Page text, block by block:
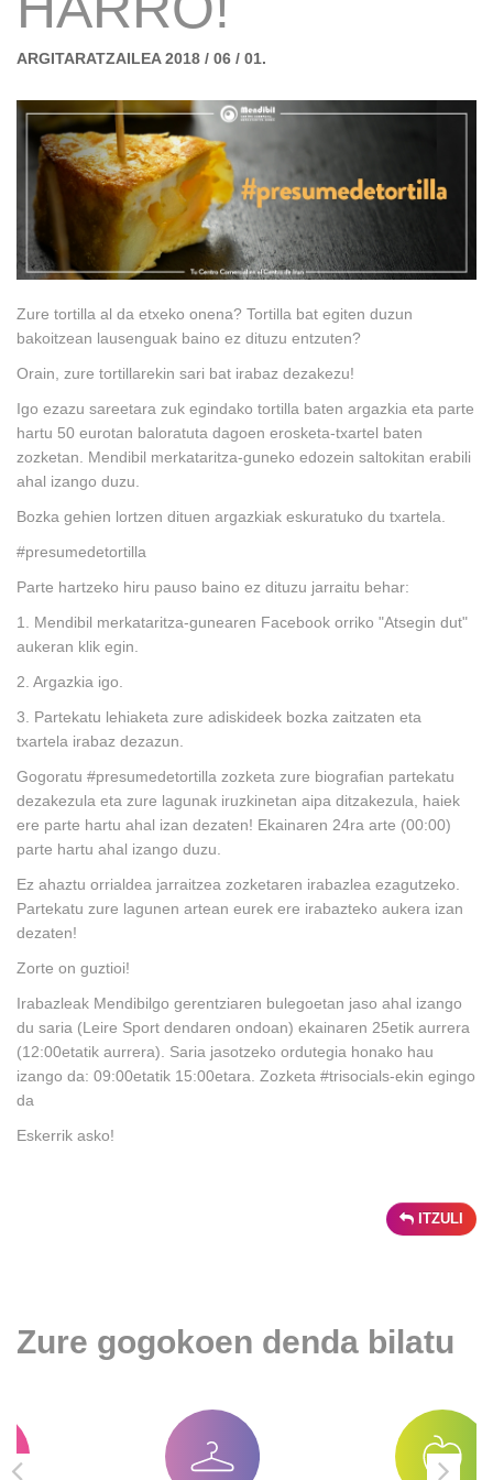
ARGITARATZAILEA 2018 / 06 / 01.
Zure tortilla al da etxeko onena? Tortilla bat egiten duzun
bakoitzean lausenguak baino ez dituzu entzuten?
Orain, zure tortillarekin sari bat irabaz dezakezu!
Igo ezazu sareetara zuk egindako tortilla baten argazkia eta parte
hartu 50 eurotan baloratuta dagoen erosketa-txartel baten
zozketan. Mendibil merkataritza-guneko edozein saltokitan erabili
ahal izango duzu.
Bozka gehien lortzen dituen argazkiak eskuratuko du txartela.
#presumedetortilla
Parte hartzeko hiru pauso baino ez dituzu jarraitu behar:
1. Mendibil merkataritza-gunearen Facebook orriko "Atsegin dut"
aukeran klik egin.
2. Argazkia igo.
3. Partekatu lehiaketa zure adiskideek bozka zaitzaten eta
txartela irabaz dezazun.
Gogoratu #presumedetortilla zozketa zure biografian partekatu
dezakezula eta zure lagunak iruzkinetan aipa ditzakezula, haiek
ere parte hartu ahal izan dezaten! Ekainaren 24ra arte (00:00)
parte hartu ahal izango duzu.
Ez ahaztu orrialdea jarraitzea zozketaren irabazlea ezagutzeko.
Partekatu zure lagunen artean eurek ere irabazteko aukera izan
dezaten!
Zorte on guztioi!
Irabazleak Mendibilgo gerentziaren bulegoetan jaso ahal izango
du saria (Leire Sport dendaren ondoan) ekainaren 25etik aurrera
(12:00etatik aurrera). Saria jasotzeko ordutegia honako hau
izango da: 09:00etatik 15:00etara. Zozketa #trisocials-ekin egingo
da
Eskerrik asko!
ITZULI
Zure gogokoen denda bilatu